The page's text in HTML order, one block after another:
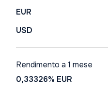
EUR
USD
Rendimento a 1 mese
0,33326% EUR